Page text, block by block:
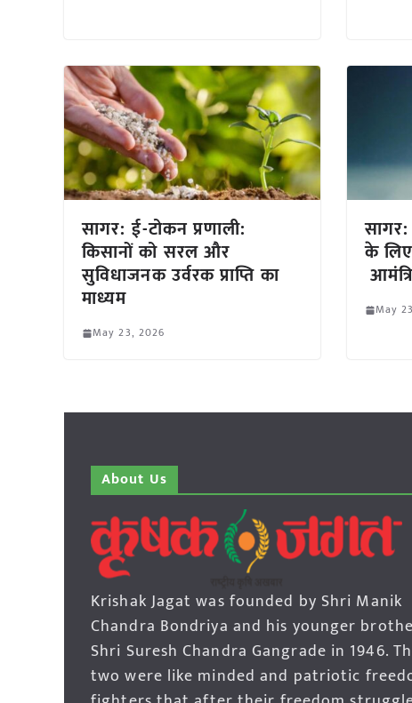
सागर: ई-टोकन प्रणाली:
किसानों को सरल और
सुविधाजनक उर्वरक प्राप्ति का
माध्यम
May 23, 2026
के
May
About Us
Krishak Jagat was founded by Shri Manik
Chandra Bondriya and his younger
Shri Suresh Chandra Gangrade in 1946.
two were like minded and patriotic